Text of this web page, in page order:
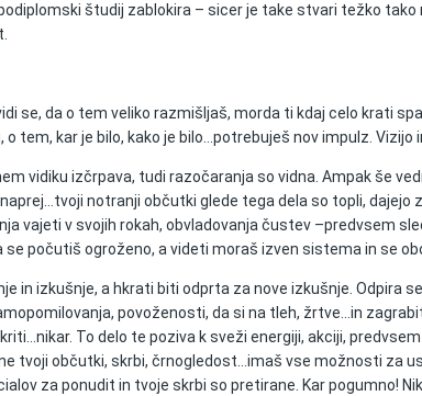
študij zablokira – sicer je take stvari težko
se, da o tem veliko razmišljaš, morda ti kdaj celo krati
tem, kar je bilo, kako je bilo…potrebuješ nov impulz. Vizijo
vidiku izčrpava, tudi razočaranja so vidna. Ampak še
notranji občutki glede tega dela so topli, dajejo
vajeti v svojih rokah, obvladovanja čustev –predvsem
se počutiš ogroženo, a videti moraš izven sistema in se
in izkušnje, a hkrati biti odprta za nove izkušnje. Odpira
povoženosti, da si na tleh, žrtve…in
To delo te poziva k sveži energiji, akciji,
tvoji občutki, skrbi, črnogledost…imaš vse možnosti za
za ponudit in tvoje skrbi so pretirane. Kar pogumno!